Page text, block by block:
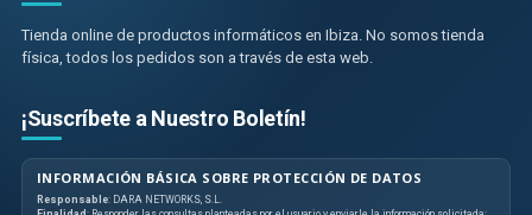
Tienda online de productos informáticos en Ibiza. No somos tienda
física, todos los pedidos son a través de esta web.
¡Suscríbete a Nuestro Boletín!
INFORMACIÓN BÁSICA SOBRE PROTECCIÓN DE DATOS
Responsable: DARA NETWORKS, S.L.